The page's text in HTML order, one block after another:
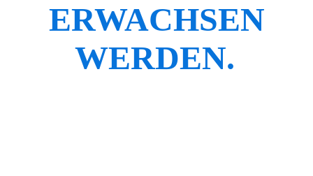
ERWACHSEN
WERDEN.